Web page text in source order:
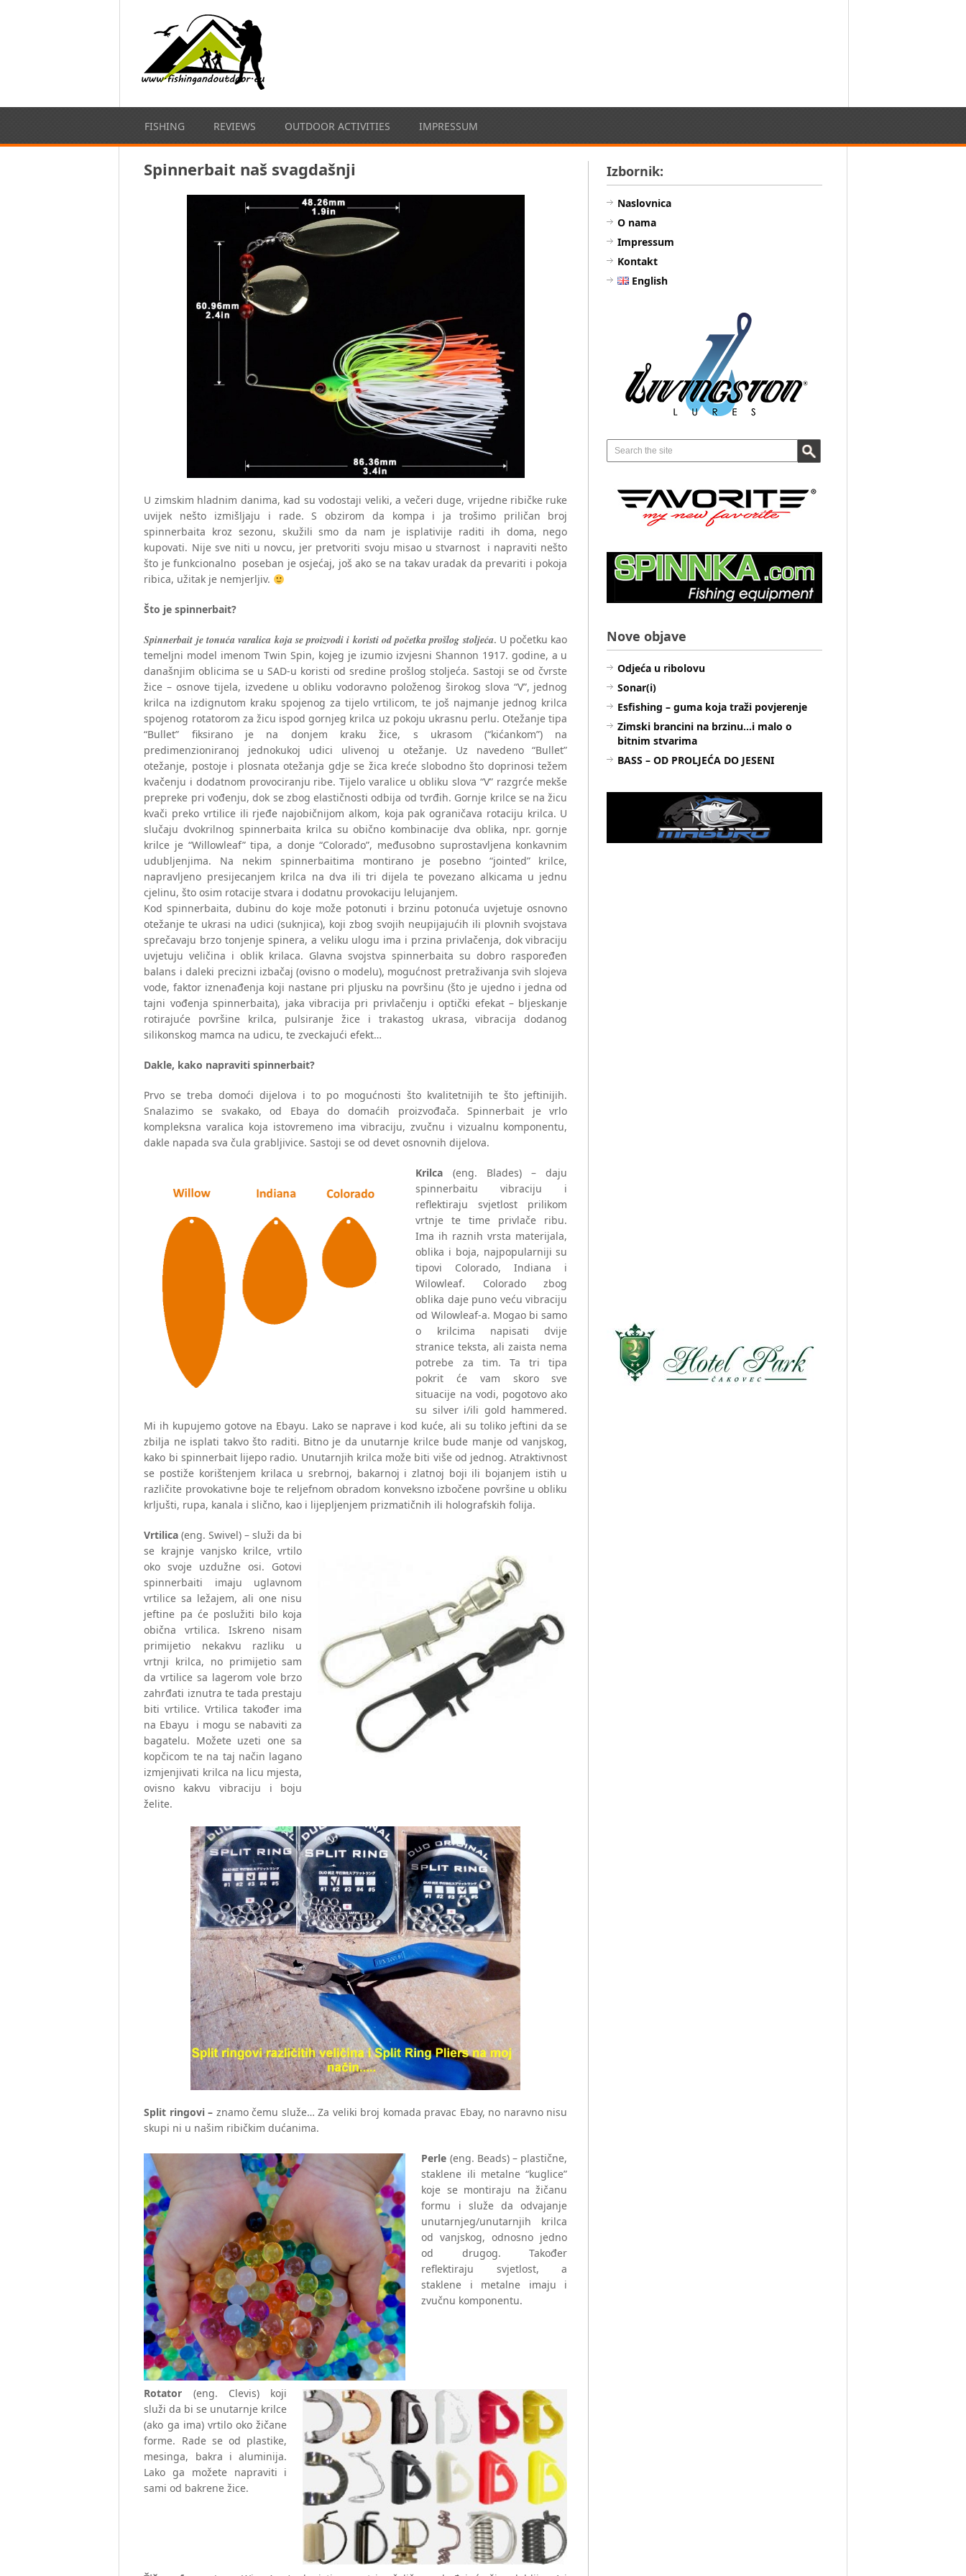
FISHING REVIEWS OUTDOOR ACTIVITIES IMPRESSUM
Spinnerbait naš svagdašnji
U zimskim hladnim danima, kad su vodostaji veliki, a večeri duge, vrijedne ribičke ruke
uvijek nešto izmišljaju i rade. S obzirom da kompa i ja trošimo priličan broj
spinnerbaita kroz sezonu, skužili smo da nam je isplativije raditi ih doma, nego
kupovati. Nije sve niti u novcu, jer pretvoriti svoju misao u stvarnost i napraviti nešto
što je funkcionalno poseban je osjećaj, još ako se na takav uradak da prevariti i pokoja
ribica, užitak je nemjerljiv.
Što je spinnerbait?
Spinnerbait je tonuća varalica koja se proizvodi i koristi od početka prošlog stoljeća. U početku kao
temeljni model imenom Twin Spin, kojeg je izumio izvjesni Shannon 1917. godine, a u
današnjim oblicima se u SAD-u koristi od sredine prošlog stoljeća. Sastoji se od čvrste
žice – osnove tijela, izvedene u obliku vodoravno položenog širokog slova “V”, jednog
krilca na izdignutom kraku spojenog za tijelo vrtilicom, te još najmanje jednog krilca
spojenog rotatorom za žicu ispod gornjeg krilca uz pokoju ukrasnu perlu. Otežanje tipa
“Bullet” fiksirano je na donjem kraku žice, s ukrasom (“kićankom”) na
predimenzioniranoj jednokukoj udici ulivenoj u otežanje. Uz navedeno “Bullet”
otežanje, postoje i plosnata otežanja gdje se žica kreće slobodno što doprinosi težem
kvačenju i dodatnom provociranju ribe. Tijelo varalice u obliku slova “V” razgrće mekše
prepreke pri vođenju, dok se zbog elastičnosti odbija od tvrđih. Gornje krilce se na žicu
kvači preko vrtilice ili rjeđe najobičnijom alkom, koja pak ograničava rotaciju krilca. U
slučaju dvokrilnog spinnerbaita krilca su obično kombinacije dva oblika, npr. gornje
krilce je “Willowleaf” tipa, a donje “Colorado”, međusobno suprostavljena konkavnim
udubljenjima. Na nekim spinnerbaitima montirano je posebno “jointed” krilce,
napravljeno presijecanjem krilca na dva ili tri dijela te povezano alkicama u jednu
cjelinu, što osim rotacije stvara i dodatnu provokaciju lelujanjem.
Kod spinnerbaita, dubinu do koje može potonuti i brzinu potonuća uvjetuje osnovno
otežanje te ukrasi na udici (suknjica), koji zbog svojih neupijajućih ili plovnih svojstava
sprečavaju brzo tonjenje spinera, a veliku ulogu ima i przina privlačenja, dok vibraciju
uvjetuju veličina i oblik krilaca. Glavna svojstva spinnerbaita su dobro raspoređen
balans i daleki precizni izbačaj (ovisno o modelu), mogućnost pretraživanja svih slojeva
vode, faktor iznenađenja koji nastane pri pljusku na površinu (što je ujedno i jedna od
tajni vođenja spinnerbaita), jaka vibracija pri privlačenju i optički efekat – bljeskanje
rotirajuće površine krilca, pulsiranje žice i trakastog ukrasa, vibracija dodanog
silikonskog mamca na udicu, te zveckajući efekt…
Dakle, kako napraviti spinnerbait?
Prvo se treba domoći dijelova i to po mogućnosti što kvalitetnijih te što jeftinijih.
Snalazimo se svakako, od Ebaya do domaćih proizvođača. Spinnerbait je vrlo
kompleksna varalica koja istovremeno ima vibraciju, zvučnu i vizualnu komponentu,
dakle napada sva čula grabljivice. Sastoji se od devet osnovnih dijelova.
Krilca (eng. Blades) – daju
spinnerbaitu vibraciju i
reflektiraju svjetlost prilikom
vrtnje te time privlače ribu.
Ima ih raznih vrsta materijala,
oblika i boja, najpopularniji su
tipovi Colorado, Indiana i
Wilowleaf. Colorado zbog
oblika daje puno veću vibraciju
od Wilowleaf-a. Mogao bi samo
o krilcima napisati dvije
stranice teksta, ali zaista nema
potrebe za tim. Ta tri tipa
pokrit će vam skoro sve
situacije na vodi, pogotovo ako
su silver i/ili gold hammered.
Mi ih kupujemo gotove na Ebayu. Lako se naprave i kod kuće, ali su toliko jeftini da se
zbilja ne isplati takvo što raditi. Bitno je da unutarnje krilce bude manje od vanjskog,
kako bi spinnerbait lijepo radio. Unutarnjih krilca može biti više od jednog. Atraktivnost
se postiže korištenjem krilaca u srebrnoj, bakarnoj i zlatnoj boji ili bojanjem istih u
različite provokativne boje te reljefnom obradom konveksno izbočene površine u obliku
krljušti, rupa, kanala i slično, kao i lijepljenjem prizmatičnih ili holografskih folija.
Vrtilica (eng. Swivel) – služi da bi
se krajnje vanjsko krilce, vrtilo
oko svoje uzdužne osi. Gotovi
spinnerbaiti imaju uglavnom
vrtilice sa ležajem, ali one nisu
jeftine pa će poslužiti bilo koja
obična vrtilica. Iskreno nisam
primijetio nekakvu razliku u
vrtnji krilca, no primijetio sam
da vrtilice sa lagerom vole brzo
zahrđati iznutra te tada prestaju
biti vrtilice. Vrtilica također ima
na Ebayu i mogu se nabaviti za
bagatelu. Možete uzeti one sa
kopčicom te na taj način lagano
izmjenjivati krilca na licu mjesta,
ovisno kakvu vibraciju i boju
želite.
Split ringovi – znamo čemu služe… Za veliki broj komada pravac Ebay, no naravno nisu
skupi ni u našim ribičkim dućanima.
Perle (eng. Beads) – plastične,
staklene ili metalne “kuglice”
koje se montiraju na žičanu
formu i služe da odvajanje
unutarnjeg/unutarnjih krilca
od vanjskog, odnosno jedno
od drugog. Također
reflektiraju svjetlost, a
staklene i metalne imaju i
zvučnu komponentu.
Rotator (eng. Clevis) koji
služi da bi se unutarnje krilce
(ako ga ima) vrtilo oko žičane
forme. Rade se od plastike,
mesinga, bakra i aluminija.
Lako ga možete napraviti i
sami od bakrene žice.
Izbornik:
Naslovnica
O nama
Impressum
Kontakt
English
Nove objave
Odjeća u ribolovu
Sonar(i)
Esfishing – guma koja traži povjerenje
Zimski brancini na brzinu…i malo o
bitnim stvarima
BASS – OD PROLJEĆA DO JESENI